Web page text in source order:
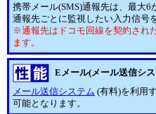
携帯メール(SMS)通報先は、最大6
通報先ごとに監視したい入力信号
※通報先はドコモ回線を契約され
ます。
Eメール(メール送信シ
メール送信システム (有料)を利用
可能となります。